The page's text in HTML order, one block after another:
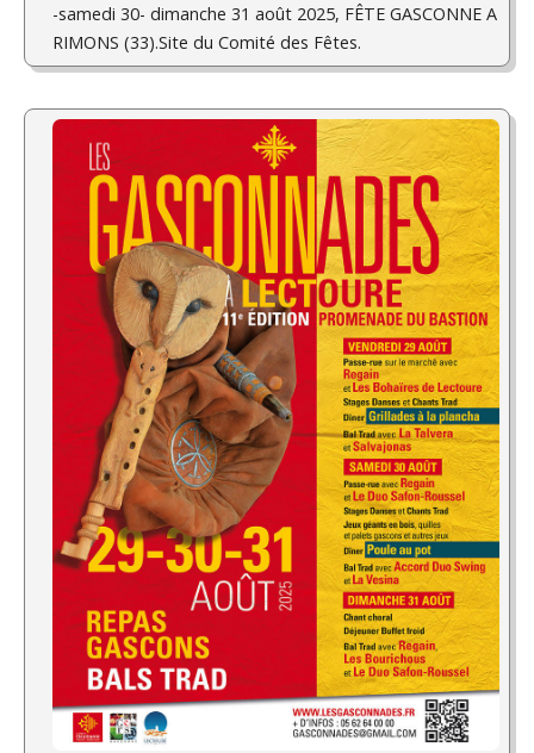
-samedi 30- dimanche 31 août 2025, FÊTE GASCONNE A
RIMONS (33).Site du Comité des Fêtes.